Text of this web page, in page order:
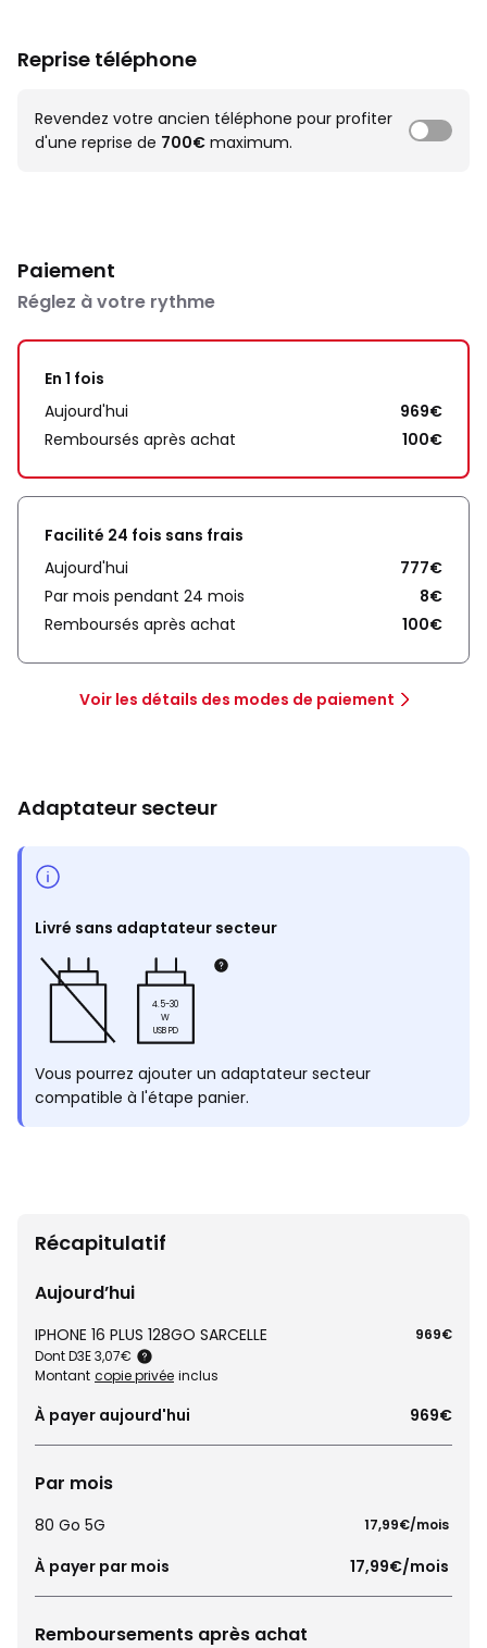
Reprise téléphone
Revendez votre ancien téléphone pour profiter
d'une reprise de 700€ maximum.
Paiement
Réglez à votre rythme
En 1 fois
Aujourd'hui
969€
Remboursés après achat
100€
Facilité 24 fois sans frais
Aujourd'hui
777€
Par mois pendant 24 mois
8€
Remboursés après achat
100€
Voir les détails des modes de paiement
Adaptateur secteur
Livré sans adaptateur secteur
4.5-30
W
USB PD
Vous pourrez ajouter un adaptateur secteur
compatible à l'étape panier.
Récapitulatif
Aujourd’hui
IPHONE 16 PLUS 128GO SARCELLE
Dont D3E 3,07€
Montant copie privée inclus
969€
À payer aujourd'hui 969€
Par mois
80 Go 5G 17,99€/mois
À payer par mois 17,99€/mois
Remboursements après achat